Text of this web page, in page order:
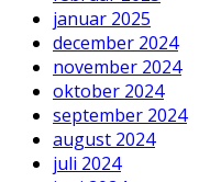
januar 2025
december 2024
november 2024
oktober 2024
september 2024
august 2024
juli 2024